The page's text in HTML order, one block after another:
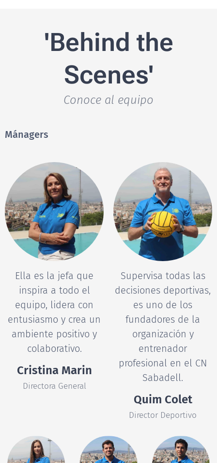
'Behind the
Scenes'
Conoce al equipo
Mánagers
Ella es la jefa que
inspira a todo el
equipo, lidera con
entusiasmo y crea un
ambiente positivo y
colaborativo.
Cristina Marin
Directora General
Supervisa todas las
decisiones deportivas,
es uno de los
fundadores de la
organización y
entrenador
profesional en el CN
Sabadell.
Quim Colet
Director Deportivo